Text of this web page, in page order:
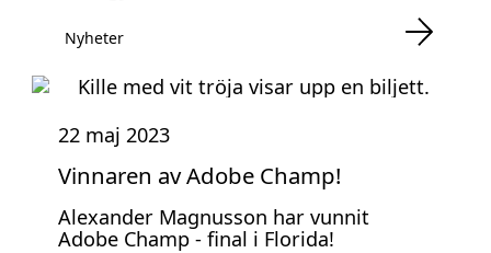
Nyheter
22 maj 2023
Vinnaren av Adobe Champ!
Alexander Magnusson har vunnit
Adobe Champ - final i Florida!